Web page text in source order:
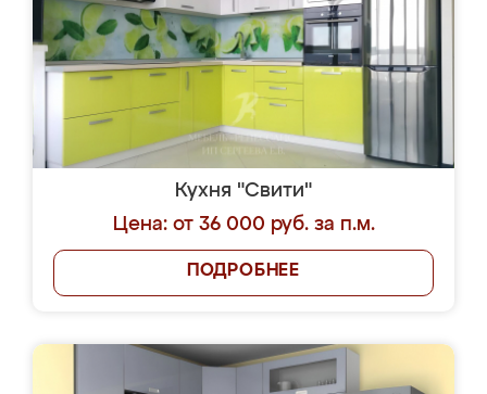
Кухня "Свити"
Цена: от 36 000 руб. за п.м.
ПОДРОБНЕЕ